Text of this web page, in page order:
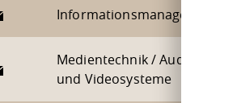
Informationsmanagement
Medientechnik / Audio-
und Videosysteme